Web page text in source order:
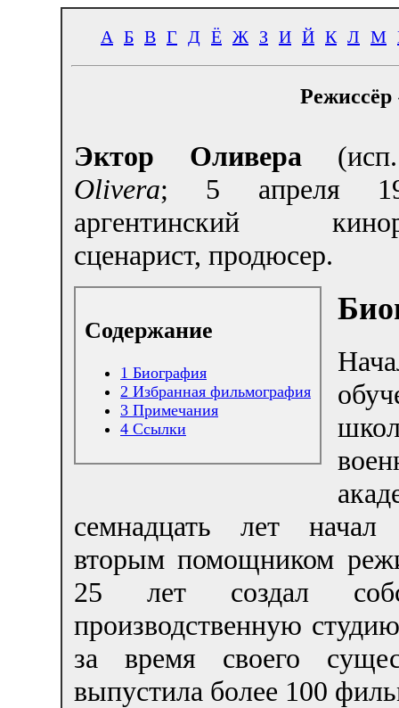
А Б В Г Д Ё Ж З И Й К Л М
Эктор Оливера
Olivera; 5 апреля
аргентинский
сценарист, продюсер.
Содержание
1 Биография
2 Избранная фильмография
3 Примечания
4 Ссылки
семнадцать лет начал
вторым помощником
25 лет создал
производственную
за время своего
выпустила более 100